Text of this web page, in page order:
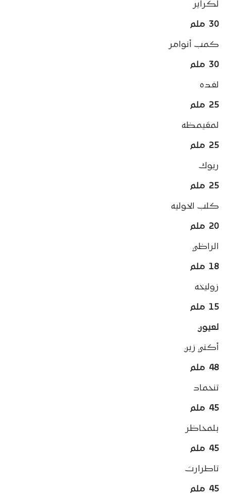
لكراير
30 ملم
كمب أنوامر
30 ملم
لفده
25 ملم
لمقيمظه
25 ملم
ريوك
25 ملم
كلب الحوليه
20 ملم
الراظي
18 ملم
زوليخه
15 ملم
لعيون
أكني زين
48 ملم
تنحماد
45 ملم
بلمحاظر
45 ملم
تاطرارت
45 ملم